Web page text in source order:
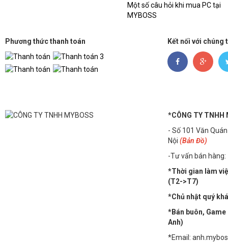
Hộp mực thay thế
Trọng Lượng 4,16
Một số câu hỏi khi mua PC tại
MYBOSS
Phương thức thanh toán Kết nối với chúng
*CÔNG TY TNHH
- Số 101 Văn
Nội (Bản Đồ)
-Tư vấn bán hàng:
*Thời gian làm
(T2->T7)
*Chủ nhật quý
*Bán buôn, Game
Anh)
*Email: